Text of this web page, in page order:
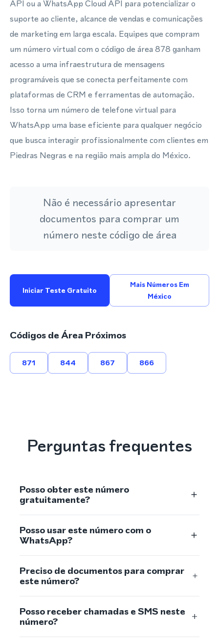
API ou a WhatsApp Cloud API para potencializar o
suporte ao cliente, alcance de vendas e comunicações
de marketing em larga escala. Equipes que compram
um número virtual com o código de área 878 ganham
acesso a uma infraestrutura de mensagens
programáveis que se conecta perfeitamente com
plataformas de CRM e ferramentas de automação.
Isso torna um número de telefone virtual para
WhatsApp uma base eficiente para qualquer negócio
que busca interagir profissionalmente com clientes em
Piedras Negras e na região mais ampla do México.
Não é necessário apresentar
documentos para comprar um
número neste código de área
Iniciar Teste Gratuito
Mais Números Em
México
Códigos de Área Próximos
871 844 867 866
Perguntas frequentes
Posso obter este número
gratuitamente?
Posso usar este número com o
WhatsApp?
Preciso de documentos para comprar
este número?
Posso receber chamadas e SMS neste
número?